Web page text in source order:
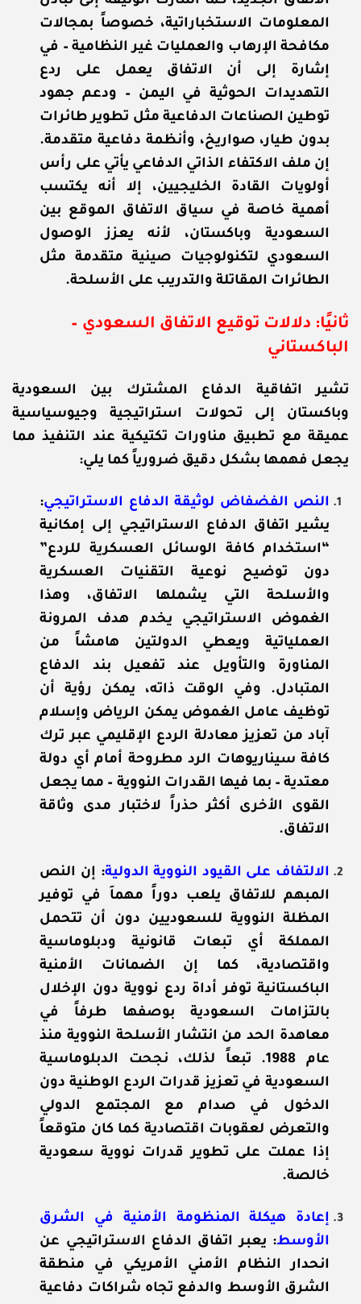
المعلومات الاستخباراتية، خصوصاً بمجالات
مكافحة الإرهاب والعمليات غير النظامية – في
إشارة إلى أن الاتفاق يعمل على ردع
التهديدات الحوثية في اليمن – ودعم جهود
توطين الصناعات الدفاعية مثل تطوير طائرات
بدون طيار، صواريخ، وأنظمة دفاعية متقدمة.
إن ملف الاكتفاء الذاتي الدفاعي يأتي على رأس
أولويات القادة الخليجيين، إلا أنه يكتسب
أهمية خاصة في سياق الاتفاق الموقع بين
السعودية وباكستان، لأنه يعزز الوصول
السعودي لتكنولوجيات صينية متقدمة مثل
الطائرات المقاتلة والتدريب على الأسلحة.
ثانيًا: دلالات توقيع الاتفاق السعودي –
الباكستاني
تشير اتفاقية الدفاع المشترك بين السعودية
وباكستان إلى تحولات استراتيجية وجيوسياسية
عميقة مع تطبيق مناورات تكتيكية عند التنفيذ مما
يجعل فهمها بشكل دقيق ضرورياً كما يلي:
النص الفضفاض لوثيقة الدفاع الاستراتيجي:
يشير اتفاق الدفاع الاستراتيجي إلى إمكانية
“استخدام كافة الوسائل العسكرية للردع”
دون توضيح نوعية التقنيات العسكرية
والأسلحة التي يشملها الاتفاق، وهذا
الغموض الاستراتيجي يخدم هدف المرونة
العملياتية ويعطي الدولتين هامشاً من
المناورة والتأويل عند تفعيل بند الدفاع
المتبادل. وفي الوقت ذاته، يمكن رؤية أن
توظيف عامل الغموض يمكن الرياض وإسلام
آباد من تعزيز معادلة الردع الإقليمي عبر ترك
كافة سيناريوهات الرد مطروحة أمام أي دولة
معتدية – بما فيها القدرات النووية – مما يجعل
القوى الأخرى أكثر حذراً لاختبار مدى وثاقة
الاتفاق.
الالتفاف على القيود النووية الدولية: إن النص
المبهم للاتفاق يلعب دوراً مهماَ في توفير
المظلة النووية للسعوديين دون أن تتحمل
المملكة أي تبعات قانونية ودبلوماسية
واقتصادية، كما إن الضمانات الأمنية
الباكستانية توفر أداة ردع نووية دون الإخلال
بالتزامات السعودية بوصفها طرفاً في
معاهدة الحد من انتشار الأسلحة النووية منذ
عام 1988. تبعاً لذلك، نجحت الدبلوماسية
السعودية في تعزيز قدرات الردع الوطنية دون
الدخول في صدام مع المجتمع الدولي
والتعرض لعقوبات اقتصادية كما كان متوقعاً
إذا عملت على تطوير قدرات نووية سعودية
خالصة.
إعادة هيكلة المنظومة الأمنية في الشرق
الأوسط: يعبر اتفاق الدفاع الاستراتيجي عن
انحدار النظام الأمني الأمريكي في منطقة
الشرق الأوسط والدفع تجاه شراكات دفاعية